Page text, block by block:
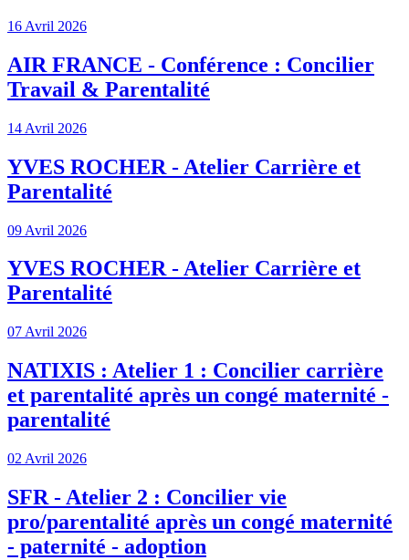
16 Avril 2026
AIR FRANCE - Conférence : Concilier
Travail & Parentalité
14 Avril 2026
YVES ROCHER - Atelier Carrière et
Parentalité
09 Avril 2026
YVES ROCHER - Atelier Carrière et
Parentalité
07 Avril 2026
NATIXIS : Atelier 1 : Concilier carrière
et parentalité après un congé maternité -
parentalité
02 Avril 2026
SFR - Atelier 2 : Concilier vie
pro/parentalité après un congé maternité
- paternité - adoption